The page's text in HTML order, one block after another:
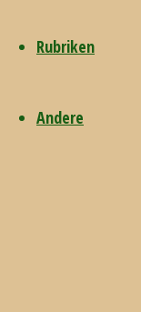
Rubriken
Andere